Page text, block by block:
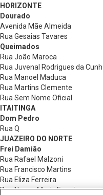
HORIZONTE
Dourado
Avenida Mãe Almeida
Rua Gesaias Tavares
Queimados
Rua João Maroca
Rua Juvenal Rodrigues da
Rua Manoel Maduca
Rua Martins Clemente
Rua Sem Nome Oficial
ITAITINGA
Dom Pedro
Rua Q
JUAZEIRO DO NORTE
Frei Damião
Rua Rafael Malzoni
Rua Francisco Martins
Rua Eliza Ferreira
Rua Neuza Maria Ferreira